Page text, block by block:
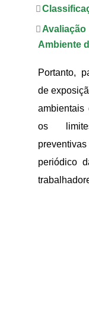
Ambiente
Portanto,
de
ambientais
os
periódico